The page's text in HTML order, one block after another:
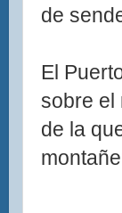
de
El
sobre el
de la